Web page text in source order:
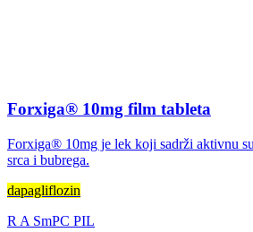
Forxiga® 10mg film tableta
Forxiga® 10mg je lek koji sadrži aktivnu
srca i bubrega.
dapagliflozin
R A SmPC PIL